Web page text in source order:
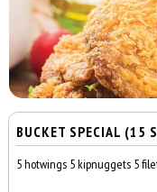
BUCKET SPECIAL (15
5 hotwings 5 kipnuggets 5